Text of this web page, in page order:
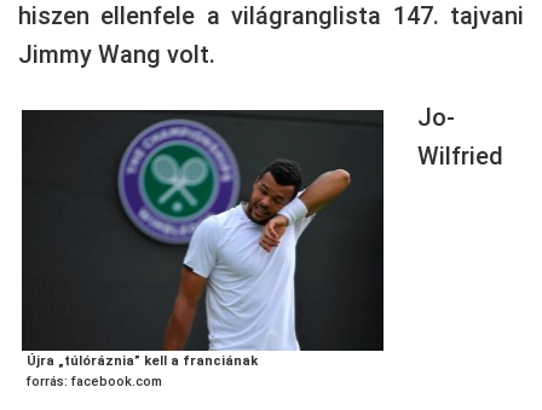
hiszen ellenfele a világranglista 147. tajvani
Jimmy Wang volt.
Újra „túlóráznia” kell a franciának
forrás: facebook.com
Jo-
Wilfried